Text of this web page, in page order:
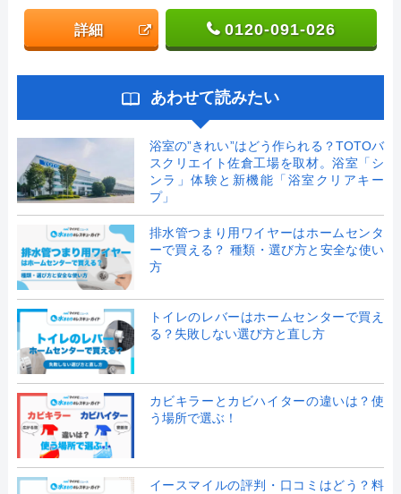
詳細 0120-091-026
あわせて読みたい
浴室の”きれい”はどう作られる？TOTOバ
スクリエイト佐倉工場を取材。浴室「シ
ンラ」体験と新機能「浴室クリアキー
プ」
排水管つまり用ワイヤーはホームセンタ
ーで買える？ 種類・選び方と安全な使い
方
トイレのレバーはホームセンターで買え
る？失敗しない選び方と直し方
カビキラーとカビハイターの違いは？使
う場所で選ぶ！
イースマイルの評判・口コミはどう？料